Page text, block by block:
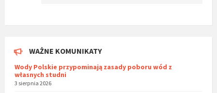
WAŻNE KOMUNIKATY
Wody Polskie przypominają zasady poboru wód z
własnych studni
3 sierpnia 2026